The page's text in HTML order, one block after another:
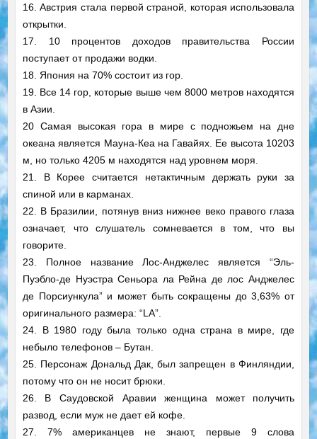
16. Австрия стала первой страной, которая использовала
открытки.
17. 10 процентов доходов правительства России
поступает от продажи водки.
18. Япония на 70% состоит из гор.
19. Все 14 гор, которые выше чем 8000 метров находятся
в Азии.
20 Самая высокая гора в мире с подножьем на дне
океана является Мауна-Кеа на Гавайях. Ее высота 10203
м, но только 4205 м находятся над уровнем моря.
21. В Корее считается нетактичным держать руки за
спиной или в карманах.
22. В Бразилии, потянув вниз нижнее веко правого глаза
означает, что слушатель сомневается в том, что вы
говорите.
23. Полное название Лос-Анджелес является “Эль-
Пуэбло-де Нуэстра Сеньора ла Рейна де лос Анджелес
де Порсиункула” и может быть сокращены до 3,63% от
оригинального размера: “LA”.
24. В 1980 году была только одна страна в мире, где
небыло телефонов – Бутан.
25. Персонаж Дональд Дак, был запрещен в Финляндии,
потому что он не носит брюки.
26. В Саудовской Аравии женщина может получить
развод, если муж не дает ей кофе.
27. 7% американцев не знают, первые 9 слова